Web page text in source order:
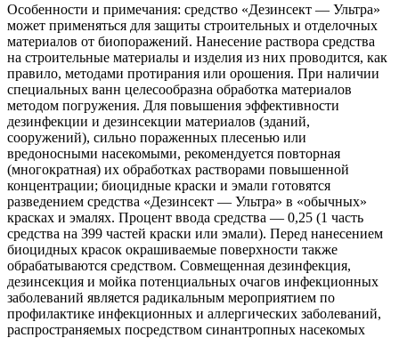
Особенности и примечания: средство «Дезинсект — Ультра»
может применяться для защиты строительных и отделочных
материалов от биопоражений. Нанесение раствора средства
на строительные материалы и изделия из них проводится, как
правило, методами протирания или орошения. При наличии
специальных ванн целесообразна обработка материалов
методом погружения. Для повышения эффективности
дезинфекции и дезинсекции материалов (зданий,
сооружений), сильно пораженных плесенью или
вредоносными насекомыми, рекомендуется повторная
(многократная) их обработках растворами повышенной
концентрации; биоцидные краски и эмали готовятся
разведением средства «Дезинсект — Ультра» в «обычных»
красках и эмалях. Процент ввода средства — 0,25 (1 часть
средства на 399 частей краски или эмали). Перед нанесением
биоцидных красок окрашиваемые поверхности также
обрабатываются средством. Совмещенная дезинфекция,
дезинсекция и мойка потенциальных очагов инфекционных
заболеваний является радикальным мероприятием по
профилактике инфекционных и аллергических заболеваний,
распространяемых посредством синантропных насекомых